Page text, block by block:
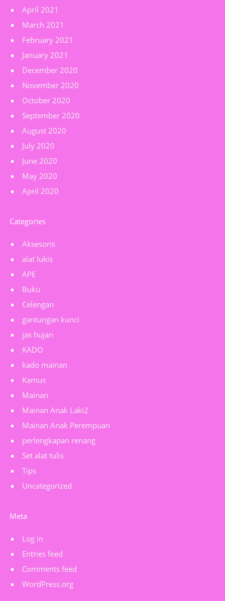
April 2021
March 2021
February 2021
January 2021
December 2020
November 2020
October 2020
September 2020
August 2020
July 2020
June 2020
May 2020
April 2020
Categories
Aksesoris
alat lukis
APE
Buku
Celengan
gantungan kunci
jas hujan
KADO
kado mainan
Kamus
Mainan
Mainan Anak Laki2
Mainan Anak Perempuan
perlengkapan renang
Set alat tulis
Tips
Uncategorized
Meta
Log in
Entries feed
Comments feed
WordPress.org